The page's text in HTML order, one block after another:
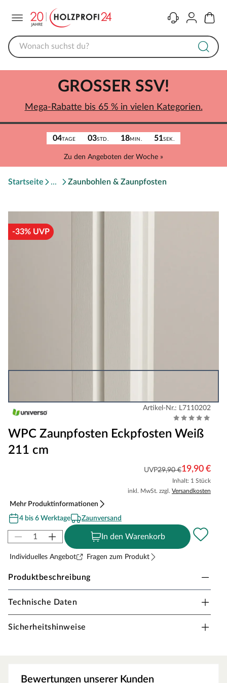
KontaktKonto
04TAGE 03STD. 18MIN. 51SEK.
Zu den Angeboten der Woche »
GROSSER SSV!
Mega-Rabatte bis 65 % in vielen Kategorien.
Startseite Zaunbohlen & Zaunpfosten
-33% UVP
Artikel-Nr.: L7110202
WPC Zaunpfosten Eckpfosten Weiß
211 cm
UVP29,90 €19,90 €
Inhalt: 1 Stück
inkl. MwSt. zzgl. Versandkosten
Mehr Produktinformationen
4 bis 6 Werktage
Zaunversand
In den Warenkorb
Individuelles Angebot Fragen zum Produkt
Produktbeschreibung
WPC Zaunpfosten Eckpfosten Weiß 211 cm
WPC-Pfosten bieten eine moderne und pflegeleichte
Technische Daten
Sicherheitshinweise
Bewertungen unserer Kunden